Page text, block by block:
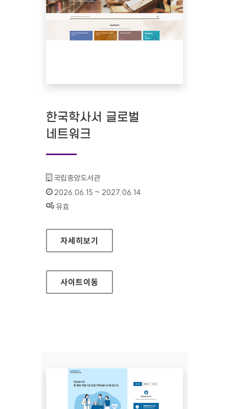
한국학사서 글로벌
네트워크
기관명 :
국립중앙도서관
인증기간 :
2026.06.15 ~ 2027.06.14
상태 :
유효
한국학사서 글로벌 네트워크
자세히보기
사이트이동